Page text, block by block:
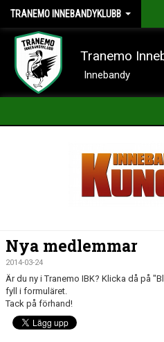
TRANEMO INNEBANDYKLUBB
Tranemo
Innebandy
KALENDER
BILDER
DOKUMENT
Nya medlemmar
2014-03-24
Är du ny i Tranemo IBK? Klicka då på
fyll i formuläret.
Tack på förhand!